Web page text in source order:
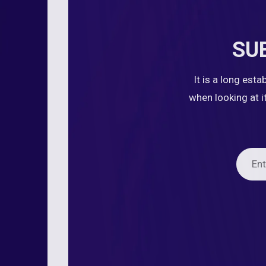
It is a long
when looking at